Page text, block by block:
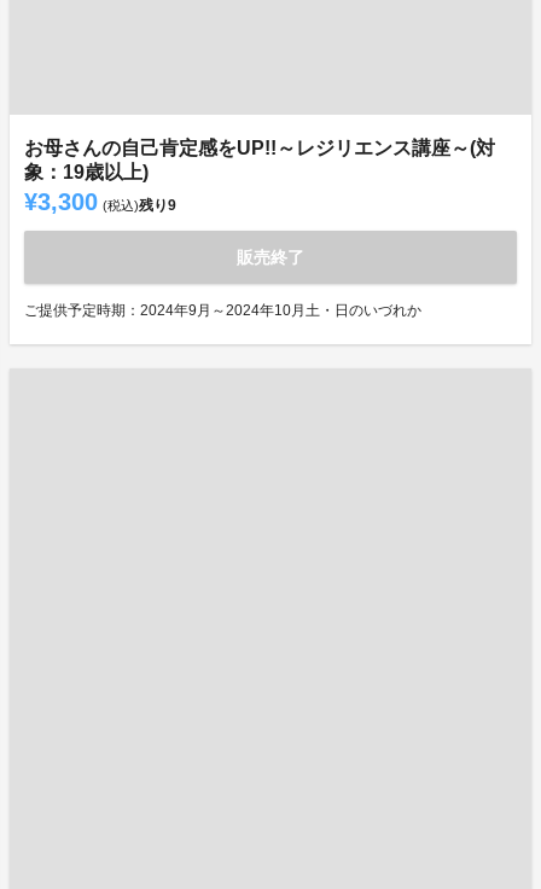
お母さんの自己肯定感をUP!!～レジリエンス講座～(対
象：19歳以上)
¥3,300 (税込)残り9
販売終了
ご提供予定時期：2024年9月～2024年10月土・日のいづれか